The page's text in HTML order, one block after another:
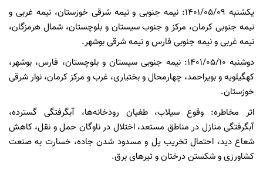
یکشنبه 1401/05/09: نیمه جنوبی و نیمه شرقی خوزستان، نیمه غربی و
نیمه جنوبی کرمان، مرکز و جنوب سیستان و بلوچستان، شمال هرمزگان،
نیمه غربی و نیمه جنوبی فارس و نیمه شرقی بوشهر.
دوشنبه 1401/05/10: نیمه جنوبی سیستان و بلوچستان، فارس، بوشهر،
کهگیلویه و بویراحمد، چهارمحال و بختیاری، غرب و مرکز کرمان، نوار شرقی
خوزستان.
اثر مخاطره: وقوع سیلاب، طغیان رودخانه‌ها، آبگرفتگی گسترده،
آبگرفتگی منازل در مناطق مستعد، اختلال در ناوگان حمل و نقل، کاهش
شعاع دید، احتمال تخریب پل و مسدود شدن جاده، خسارت به صنعت
کشاورزی و شکستن درختان و تیرهای برق.